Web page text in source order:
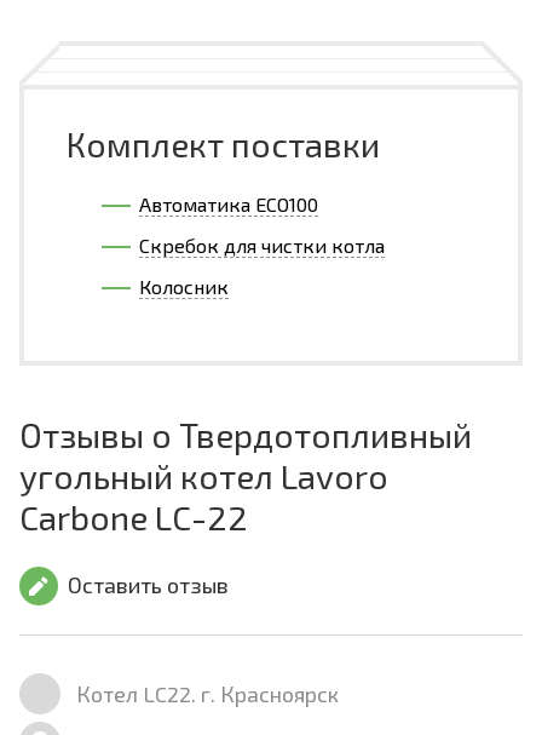
Комплект поставки
Автоматика ECO100
Скребок для чистки котла
Колосник
Отзывы о Твердотопливный
угольный котел Lavoro
Carbone LC-22
Оставить отзыв
Котел LC22. г. Красноярск